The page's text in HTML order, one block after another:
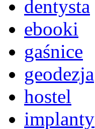
dentysta
ebooki
gaśnice
geodezja
hostel
implanty